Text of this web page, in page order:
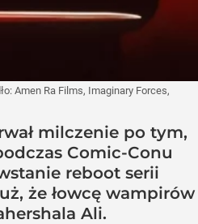
Amen Ra Films, Imaginary Forces,
milczenie po tym,
Comic-Conu
reboot serii
że łowcę wampirów
Ali.